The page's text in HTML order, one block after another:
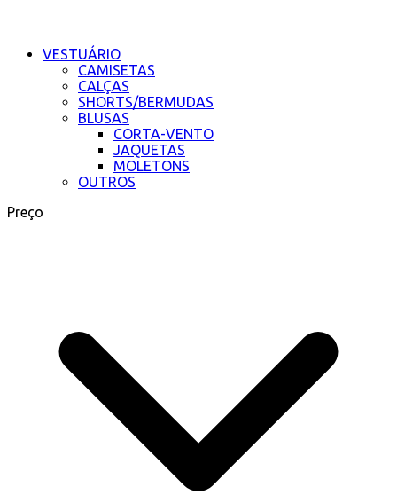
VESTUÁRIO
CAMISETAS
CALÇAS
SHORTS/BERMUDAS
BLUSAS
CORTA-VENTO
JAQUETAS
MOLETONS
OUTROS
Preço